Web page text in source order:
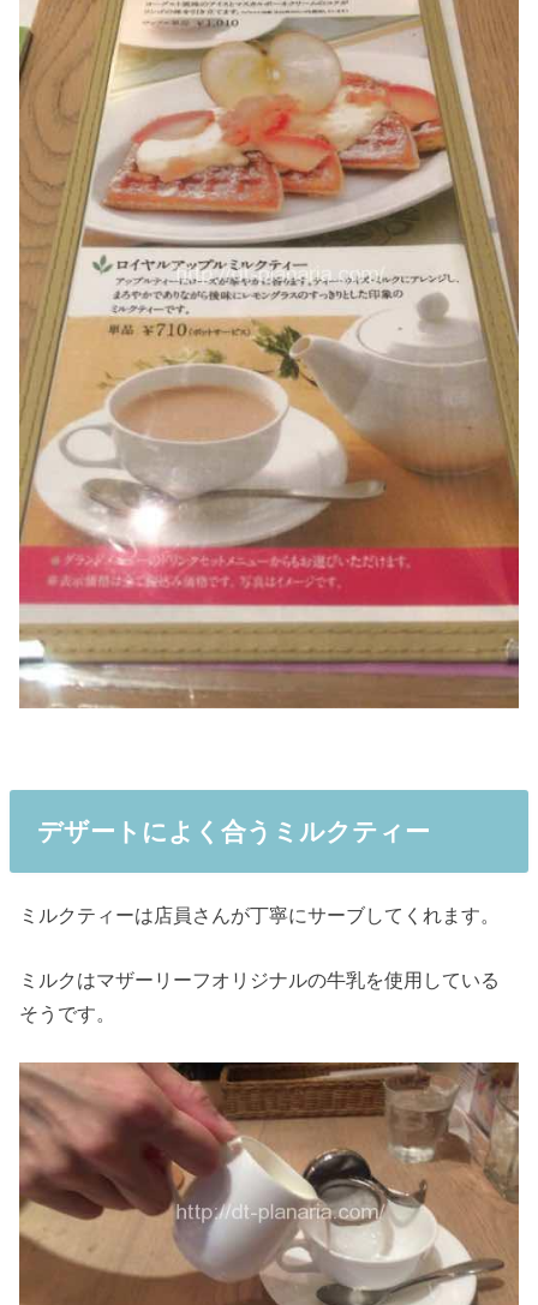
デザートによく合うミルクティー
ミルクティーは店員さんが丁寧にサーブしてくれます。
ミルクはマザーリーフオリジナルの牛乳を使用している
そうです。